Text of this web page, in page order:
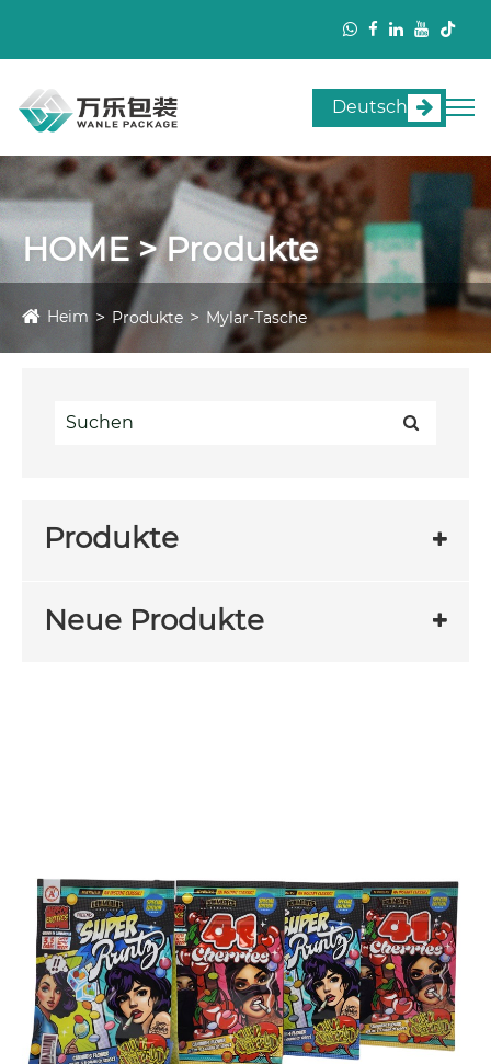
Deutsch
HOME > Produkte
Heim Produkte Mylar-Tasche
Produkte
Neue Produkte